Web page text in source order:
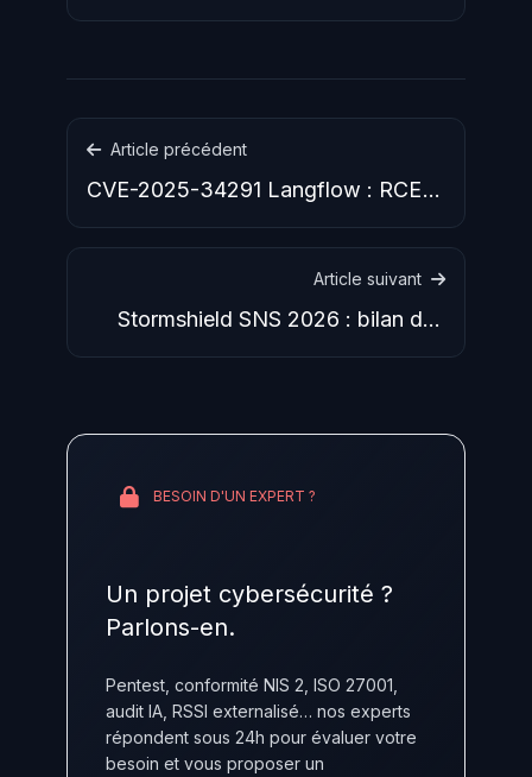
Article précédent
CVE-2025-34291 Langflow : RCE
CVSS 9.4, KEV CISA
Article suivant
Stormshield SNS 2026 : bilan des
avis CERT-FR et correctifs
BESOIN D'UN EXPERT ?
Un projet cybersécurité ?
Parlons-en.
Pentest, conformité NIS 2, ISO 27001,
audit IA, RSSI externalisé… nos experts
répondent sous 24h pour évaluer votre
besoin et vous proposer un